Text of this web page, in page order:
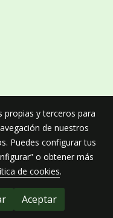
y terceros para
de nuestros
Puedes configurar tus
o obtener más
de cookies.
Aceptar